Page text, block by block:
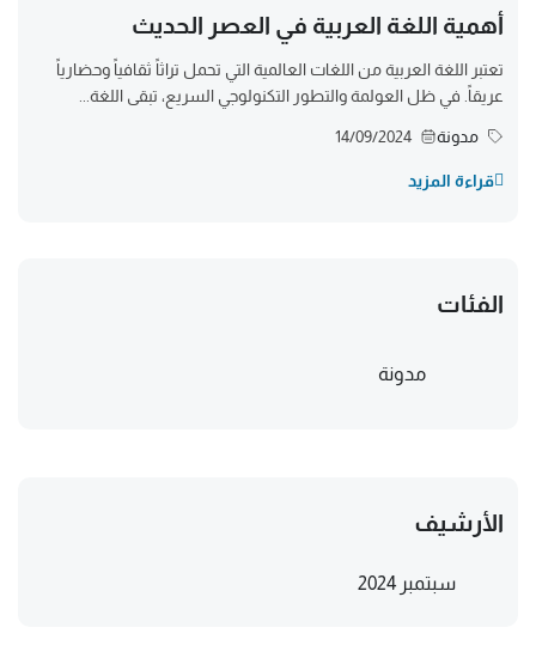
أهمية اللغة العربية في العصر الحديث
تعتبر اللغة العربية من اللغات العالمية التي تحمل تراثاً ثقافياً وحضارياً
عريقاً. في ظل العولمة والتطور التكنولوجي السريع، تبقى اللغة...
مدونة 14/09/2024
قراءة المزيد
الفئات
مدونة
الأرشيف
سبتمبر 2024